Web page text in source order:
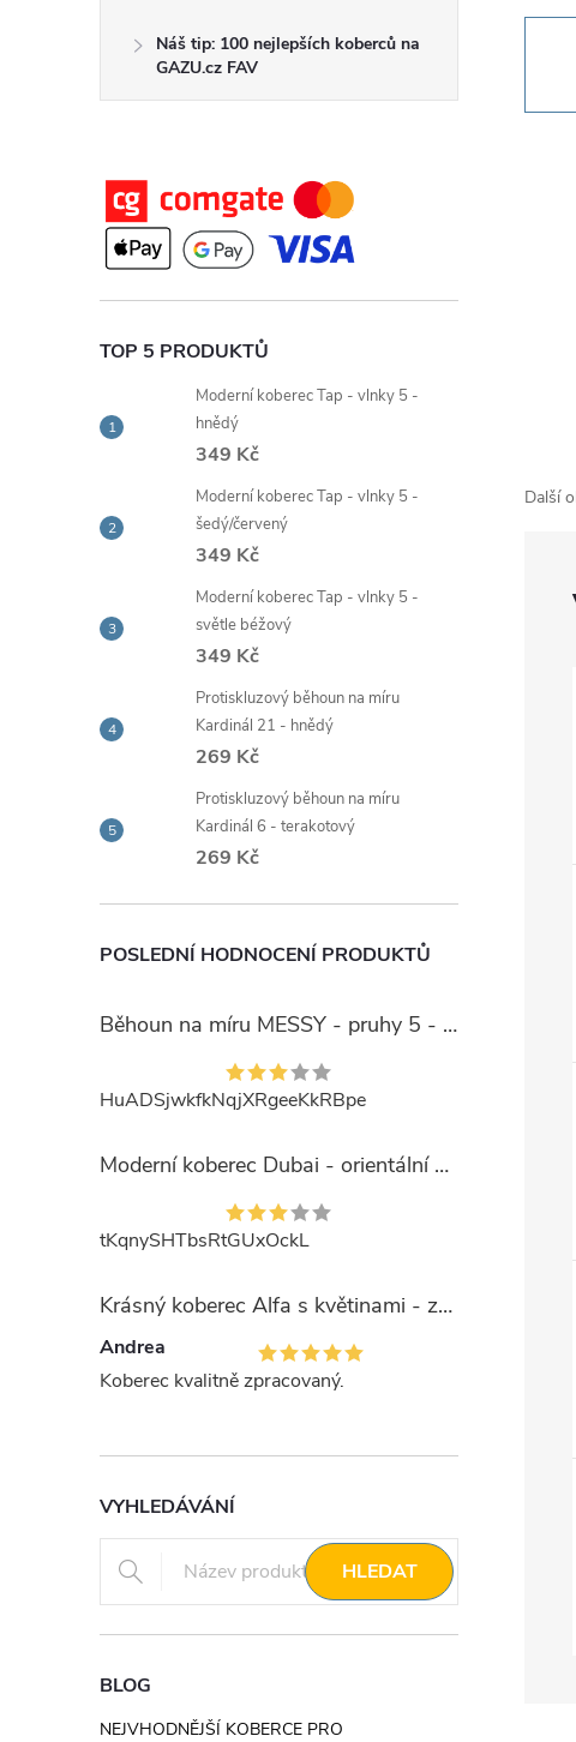
í
p
a
n
e
l
Náš tip: 100 nejlepších koberců na
GAZU.cz FAV
TOP 5 PRODUKTŮ
Moderní koberec Tap - vlnky 5 -
hnědý
349 Kč
Moderní koberec Tap - vlnky 5 -
šedý/červený
349 Kč
Moderní koberec Tap - vlnky 5 -
světle béžový
349 Kč
Protiskluzový běhoun na míru
Kardinál 21 - hnědý
269 Kč
Protiskluzový běhoun na míru
Kardinál 6 - terakotový
269 Kč
POSLEDNÍ HODNOCENÍ PRODUKTŮ
Běhoun na míru MESSY - pruhy 5 - béžový
HuADSjwkfkNqjXRgeeKkRBpe
Moderní koberec Dubai - orientální 6 - červený
tKqnySHTbsRtGUxOckL
Krásný koberec Alfa s květinami - zelený
Andrea
Koberec kvalitně zpracovaný.
VYHLEDÁVÁNÍ
HLEDAT
BLOG
NEJVHODNĚJŠÍ KOBERCE PRO
Další